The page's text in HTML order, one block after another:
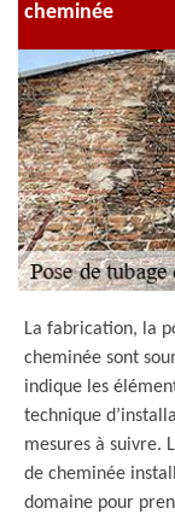
cheminée
La fabrication, la
cheminée sont
indique les
technique
mesures à suivre.
de cheminée
domaine pour